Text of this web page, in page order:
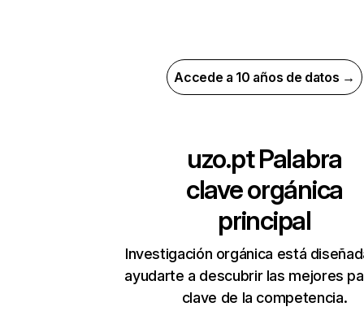
Accede a 10 años de datos →
uzo.ptPalabra
clave orgánica
principal
Investigación orgánica está
ayudarte a descubrir las mejores
clave de la competencia.